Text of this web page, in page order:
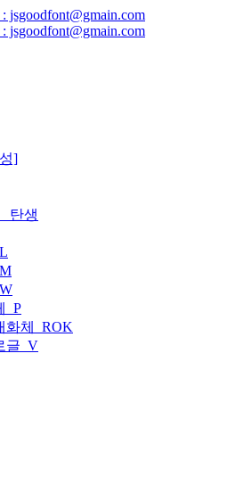
jsgoodfont@gmain.com
jsgoodfont@gmain.com
]
탄생
_P
화체_ROK
글_V